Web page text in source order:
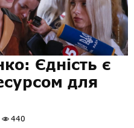
Єдність є
для
440